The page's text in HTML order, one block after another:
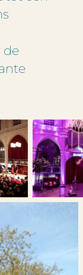
door reCAPTCHA en
en